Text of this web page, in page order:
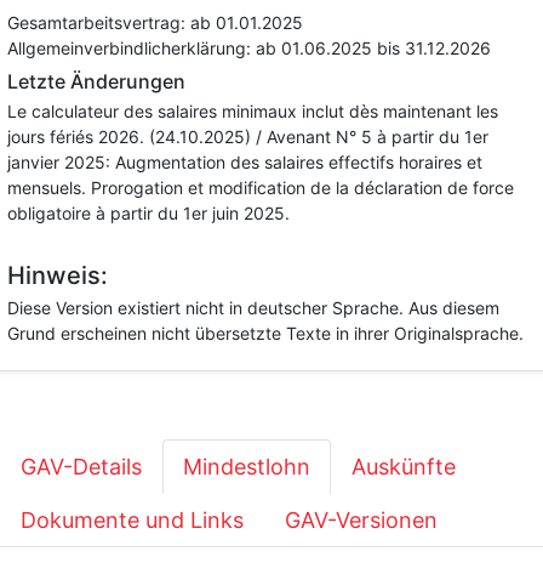
Gesamtarbeitsvertrag: ab 01.01.2025
Allgemeinverbindlicherklärung: ab 01.06.2025 bis 31.12.2026
Letzte Änderungen
Le calculateur des salaires minimaux inclut dès maintenant les
jours fériés 2026. (24.10.2025) / Avenant N° 5 à partir du 1er
janvier 2025: Augmentation des salaires effectifs horaires et
mensuels. Prorogation et modification de la déclaration de force
obligatoire à partir du 1er juin 2025.
Hinweis:
Diese Version existiert nicht in deutscher Sprache. Aus diesem
Grund erscheinen nicht übersetzte Texte in ihrer Originalsprache.
GAV-Details Mindestlohn Auskünfte
Dokumente und Links GAV-Versionen